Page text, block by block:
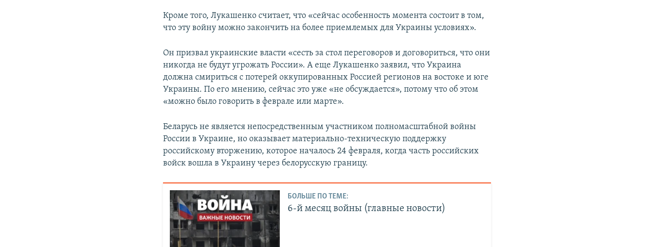
Кроме того, Лукашенко считает, что «сейчас особенность момента состоит в том,
что эту войну можно закончить на более приемлемых для Украины условиях».
Он призвал украинские власти «сесть за стол переговоров и договориться, что они
никогда не будут угрожать России». А еще Лукашенко заявил, что Украина
должна смириться с потерей оккупированных Россией регионов на востоке и юге
Украины. По его мнению, сейчас это уже «не обсуждается», потому что об этом
«можно было говорить в феврале или марте».
Беларусь не является непосредственным участником полномасштабной войны
России в Украине, но оказывает материально-техническую поддержку
российскому вторжению, которое началось 24 февраля, когда часть российских
войск вошла в Украину через белорусскую границу.
БОЛЬШЕ ПО ТЕМЕ:
6-й месяц войны (главные новости)